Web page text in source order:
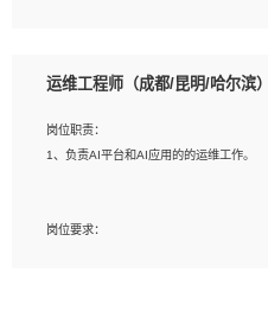
2、熟悉linux命令；
4、熟练使用oracle、mysql进行开发；
5、熟悉流程开发如使用activiti；
运维工程师（成都/昆明/哈尔滨）
岗位职责：
1、负责AI平台和AI应用的的运维工作。
岗位要求：